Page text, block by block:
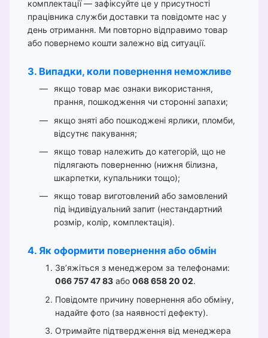
комплектації — зафіксуйте це у присутності
працівника служби доставки та повідомте нас у
день отримання. Ми повторно відправимо товар
або повернемо кошти залежно від ситуації.
3. Випадки, коли повернення неможливе
якщо товар має ознаки використання,
прання, пошкодження чи сторонні запахи;
якщо зняті або пошкоджені ярлики, пломби,
відсутнє пакування;
якщо товар належить до категорій, що не
підлягають поверненню (нижня білизна,
шкарпетки, купальники тощо);
якщо товар виготовлений або замовлений
під індивідуальний запит (нестандартний
розмір, колір, комплектація).
4. Як оформити повернення або обмін
Зв’яжіться з менеджером за телефонами:
066 757 47 83 або 068 658 20 02.
Повідомте причину повернення або обміну,
надайте фото (за наявності дефекту).
Отримайте підтвердження від менеджера